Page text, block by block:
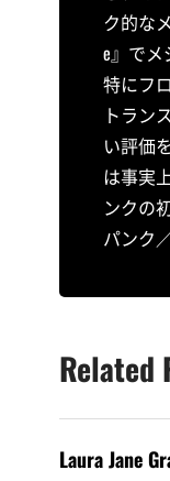
ク的な
e』で
特にフ
トラン
い評価
は事実
ンクの
パンク
Related
Laura Jane